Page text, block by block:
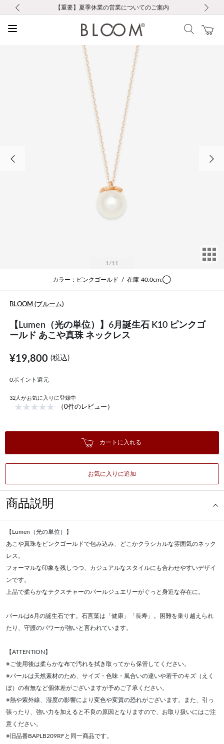
お修理・アフターサービスのご案内
【重要】令和８年熊本地震に伴う集配への影響について
【重要】ギフトラッピング料金改定および仕様変更のお知らせ
【重要】夏季休業の営業についてのご案内
税込5,500円以上で送料無料｜最短24時間以内に発送
新規会員登録で1000ポイントプレゼント！
LINE友だち登録で500円クーポンプレゼント
会員限定！レビュー投稿で100ポイントプレゼント
お修理・アフターサービスのご案内
【重要】令和８年熊本地震に伴う集配への影響について
1 /11
カラー：ピンクゴールド / 在庫 40.0cm:◯
BLOOM (ブルーム)
【Lumen（光の単位）】6月誕生石 K10 ピンクゴ
ールド あこや真珠 ネックレス
¥19,800(税込)
0ポイント還元
32 人がお気に入りに登録中
（0件のレビュー）
カートに入れる
お気に入りに追加
商品説明
【Lumen（光の単位）】
あこや真珠をピンクゴールドで包み込み、どこかクラシカルな雰囲気のネック
レス。
フォーマルな印象を残しつつ、カジュアルなスタイルにも合わせやすいデザイ
ンです。
上品で柔らかなテクスチャーのパールジュエリーがぐっと身近な存在に。
パールは6月の誕生石です。石言葉は「健康」「長寿」。困難を乗り越えられ
たり、守護のパワーが強いと言われています。
【ATTENTION】
※ご使用後は柔らかな布で汚れを拭き取ってから保管してください。
※パールは天然素材のため、サイズ・色味・風合いの違いや若干のキズ（えく
ぼ）の有無など個体差がございますが予めご了承ください。
※熱や紫外線、湿度の影響により変色や変質の恐れがございます。また、引っ
張ったり、強い力を加えると不良の原因となりますので、お取り扱いにはご注
意ください。
※旧品番BAPLB209RFと同一商品です。